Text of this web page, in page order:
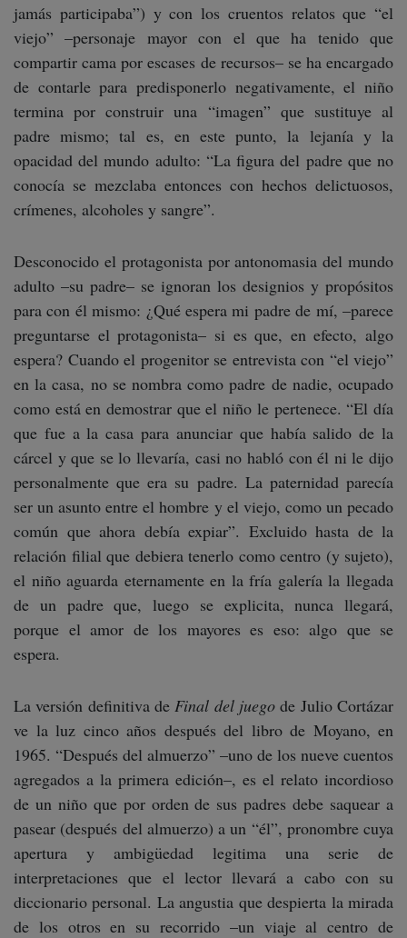
jamás participaba”) y con los cruentos relatos que “el
viejo” –personaje mayor con el que ha tenido que
compartir cama por escases de recursos– se ha encargado
de contarle para predisponerlo negativamente, el niño
termina por construir una “imagen” que sustituye al
padre mismo; tal es, en este punto, la lejanía y la
opacidad del mundo adulto: “La figura del padre que no
conocía se mezclaba entonces con hechos delictuosos,
crímenes, alcoholes y sangre”.
Desconocido el protagonista por antonomasia del mundo
adulto –su padre– se ignoran los designios y propósitos
para con él mismo: ¿Qué espera mi padre de mí, –parece
preguntarse el protagonista– si es que, en efecto, algo
espera? Cuando el progenitor se entrevista con “el viejo”
en la casa, no se nombra como padre de nadie, ocupado
como está en demostrar que el niño le pertenece. “El día
que fue a la casa para anunciar que había salido de la
cárcel y que se lo llevaría, casi no habló con él ni le dijo
personalmente que era su padre. La paternidad parecía
ser un asunto entre el hombre y el viejo, como un pecado
común que ahora debía expiar”. Excluido hasta de la
relación filial que debiera tenerlo como centro (y sujeto),
el niño aguarda eternamente en la fría galería la llegada
de un padre que, luego se explicita, nunca llegará,
porque el amor de los mayores es eso: algo que se
espera.
La versión definitiva deFinal del juego de Julio Cortázar
ve la luz cinco años después del libro de Moyano, en
1965. “Después del almuerzo” –uno de los nueve cuentos
agregados a la primera edición–, es el relato incordioso
de un niño que por orden de sus padres debe saquear a
pasear (después del almuerzo) a un “él”, pronombre cuya
apertura y ambigüedad legitima una serie de
interpretaciones que el lector llevará a cabo con su
diccionario personal. La angustia que despierta la mirada
de los otros en su recorrido –un viaje al centro de